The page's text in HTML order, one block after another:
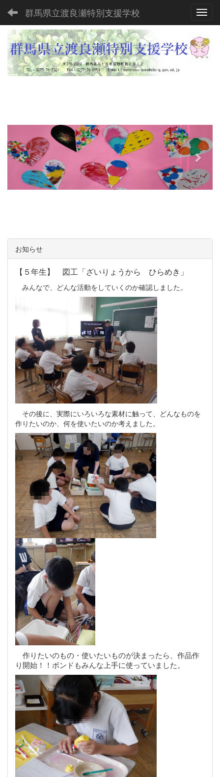
群馬県立渡良瀬特別支援学校
i
o
u
s
お知らせ
【５年生】 図工「ざいりょうから ひらめき」
みんなで、どんな活動をしていくのか確認しました。
その後に、実際にいろいろな素材に触って、どんなものを
作りたいのか、何を使いたいのか考えました。
作りたいのもの・使いたいものが決まったら、作品作
り開始！！ ボンドもみんな上手に使っていました。